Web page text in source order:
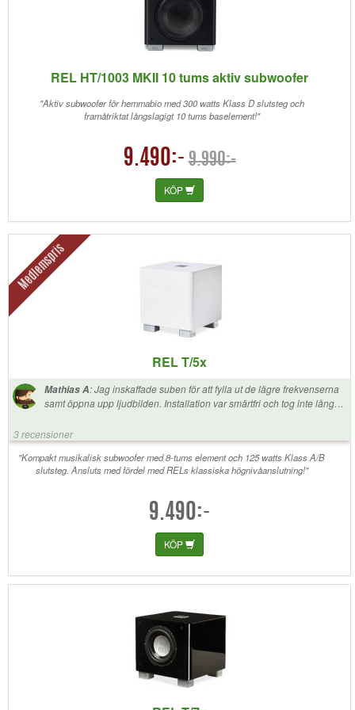
REL HT/1003 MKII 10 tums aktiv subwoofer
"Aktiv subwoofer för hemmabio med 300 watts Klass D slutsteg och
framåtriktat långslagigt 10 tums baselement!"
9.490:- 9.990:-
KÖP
Medlemspris
REL T/5x
Mathias A:Jag inskaffade suben för att fylla ut de lägre frekvenserna
samt öppna upp ljudbilden. Installation var smärtfri och tog inte lång
tillsammans med mer djup i ljudbilden. Helt klart nöjd.
3 recensioner
"Kompakt musikalisk subwoofer med 8-tums element och 125 watts Klass A/B
slutsteg. Ansluts med fördel med RELs klassiska högnivåanslutning!"
9.490:-
KÖP